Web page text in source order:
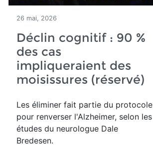
26 mai, 2026
Déclin cognitif : 90 %
des cas
impliqueraient des
moisissures (réservé)
Les éliminer fait partie du protocole
pour renverser l'Alzheimer, selon les
études du neurologue Dale
Bredesen.